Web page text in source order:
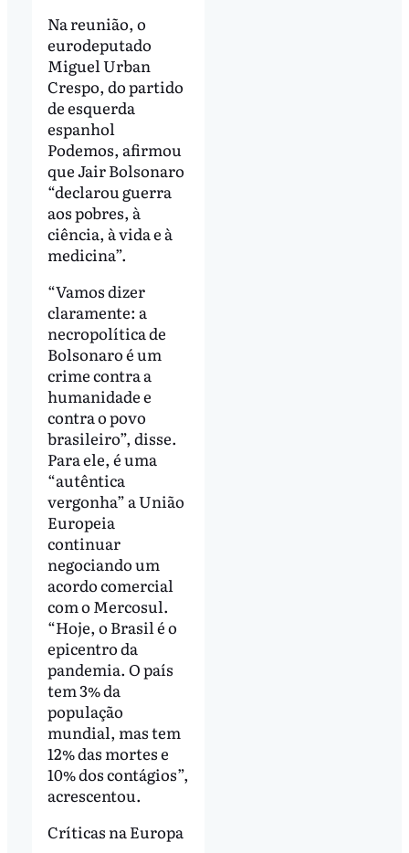
Na reunião, o
eurodeputado
Miguel Urban
Crespo, do partido
de esquerda
espanhol
Podemos, afirmou
que Jair Bolsonaro
“declarou guerra
aos pobres, à
ciência, à vida e à
medicina”.
“Vamos dizer
claramente: a
necropolítica de
Bolsonaro é um
crime contra a
humanidade e
contra o povo
brasileiro”, disse.
Para ele, é uma
“autêntica
vergonha” a União
Europeia
continuar
negociando um
acordo comercial
com o Mercosul.
“Hoje, o Brasil é o
epicentro da
pandemia. O país
tem 3% da
população
mundial, mas tem
12% das mortes e
10% dos contágios”,
acrescentou.
Críticas na Europa